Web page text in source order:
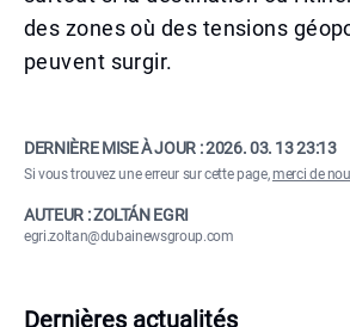
des zones où des tensions
peuvent surgir.
DERNIÈRE MISE À JOUR :2026. 03. 13 23:13
Si vous trouvez une erreur sur cette page,merci de
AUTEUR : ZOLTÁN EGRI
egri.zoltan@dubainewsgroup.com
Dernières actualités